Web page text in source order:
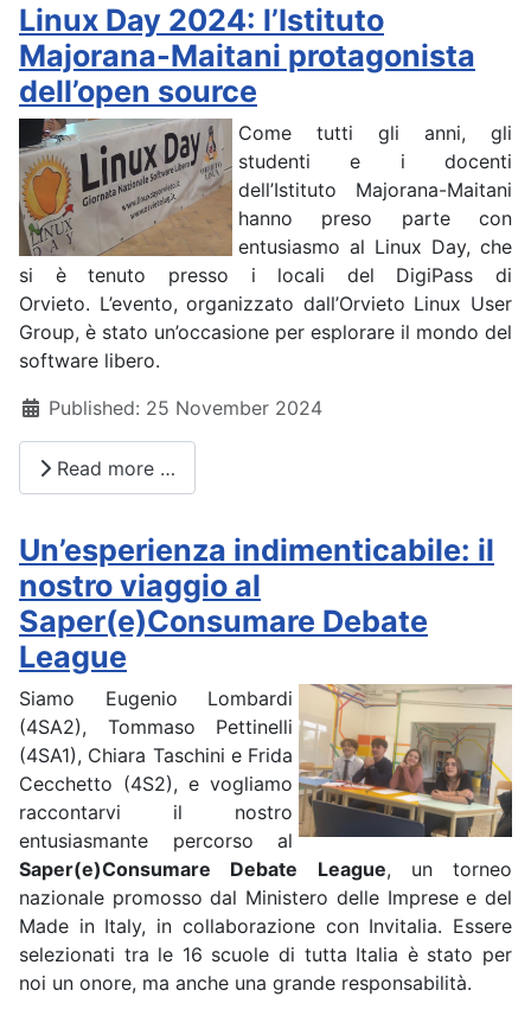
Linux Day 2024: l’Istituto
Majorana-Maitani protagonista
dell’open source
Come tutti gli anni, gli
studenti e i docenti
dell’Istituto Majorana-Maitani
hanno preso parte con
entusiasmo al Linux Day, che
si è tenuto presso i locali del DigiPass di
Orvieto. L’evento, organizzato dall’Orvieto Linux User
Group, è stato un’occasione per esplorare il mondo del
software libero.
DetailsPublished: 25 November 2024
Read more …
Un’esperienza indimenticabile: il
nostro viaggio al
Saper(e)Consumare Debate
League
Siamo Eugenio Lombardi
(4SA2), Tommaso Pettinelli
(4SA1), Chiara Taschini e Frida
Cecchetto (4S2), e vogliamo
raccontarvi il nostro
entusiasmante percorso al
Saper(e)Consumare Debate League, un torneo
nazionale promosso dal Ministero delle Imprese e del
Made in Italy, in collaborazione con Invitalia. Essere
selezionati tra le 16 scuole di tutta Italia è stato per
noi un onore, ma anche una grande responsabilità.